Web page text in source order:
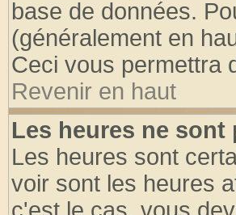
base de données.
(généralement en
Ceci vous permettra
Revenir en haut
Les heures ne sont
Les heures sont
voir sont les heures